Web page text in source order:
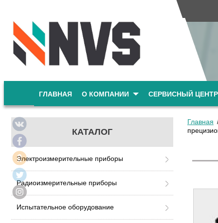
ГЛАВНАЯ О КОМПАНИИ СЕРВИСНЫЙ ЦЕНТР
КАТАЛОГ
Электроизмерительные приборы
Радиоизмерительные приборы
Испытательное оборудование
Главная